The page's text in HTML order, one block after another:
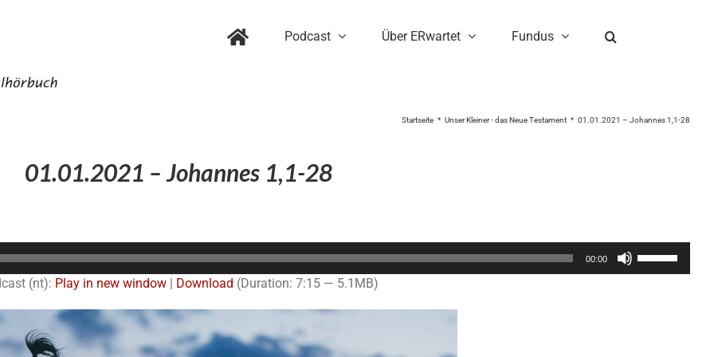
Podcast Über ERwartet Fundus
Startseite Unser Kleiner - das Neue Testament 01.01.2021 – Johannes 1,1-28
01.01.2021 – Johannes 1,1-28
00:00
(nt): Play in new window| Download (Duration: 7:15 — 5.1MB)